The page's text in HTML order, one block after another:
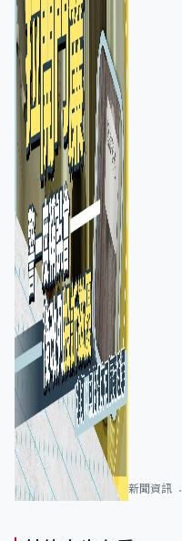
新聞資訊